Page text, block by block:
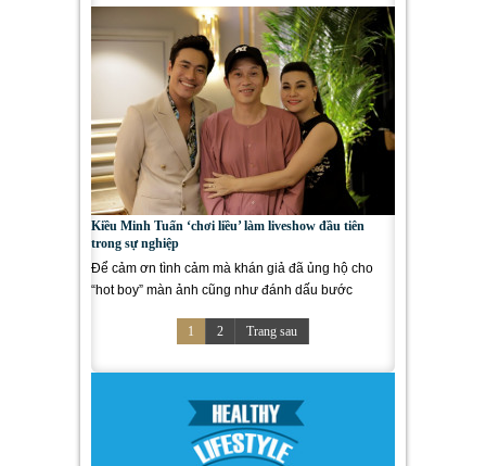
Kiều Minh Tuấn ‘chơi liều’ làm liveshow đầu tiên
trong sự nghiệp
Để cảm ơn tình cảm mà khán giả đã ủng hộ cho
“hot boy” màn ảnh cũng như đánh dấu bước
1
2 Trang sau